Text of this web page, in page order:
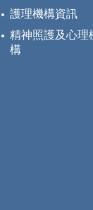
護理機構資訊
精神照護及心理
構